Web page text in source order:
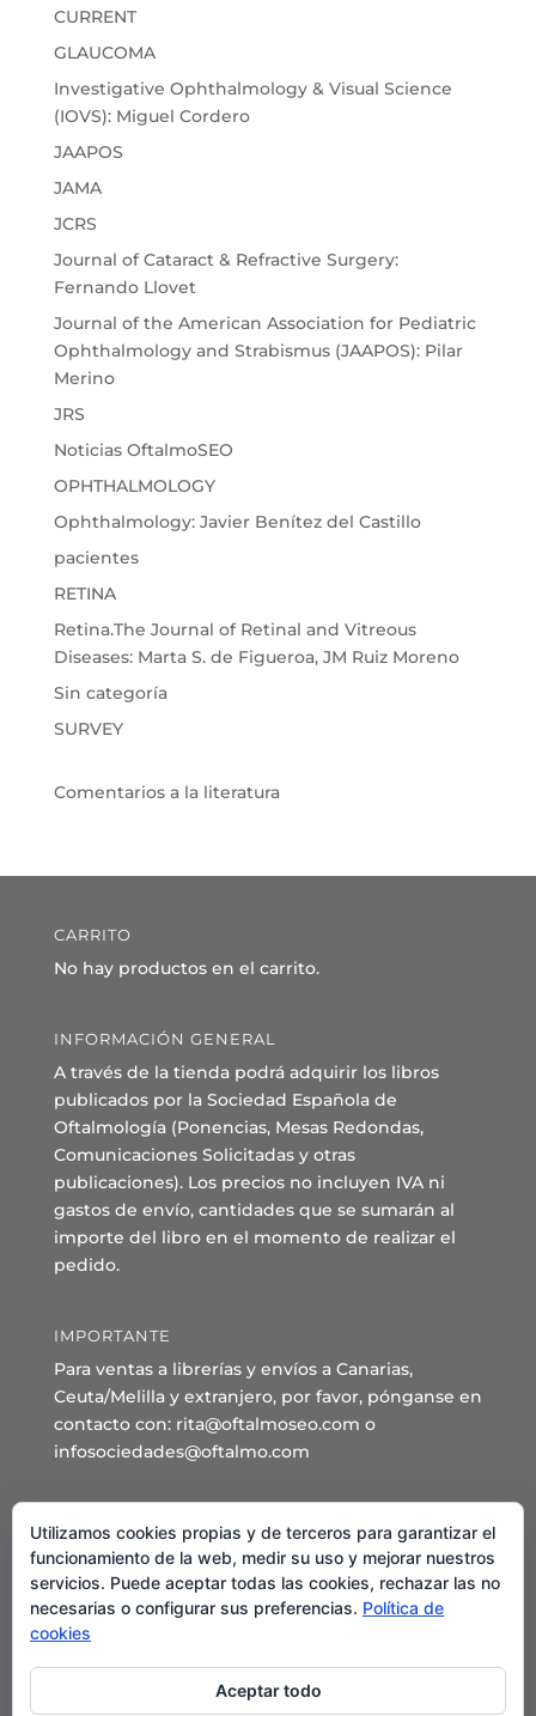
CURRENT
GLAUCOMA
Investigative Ophthalmology & Visual Science
(IOVS): Miguel Cordero
JAAPOS
JAMA
JCRS
Journal of Cataract & Refractive Surgery:
Fernando Llovet
Journal of the American Association for Pediatric
Ophthalmology and Strabismus (JAAPOS): Pilar
Merino
JRS
Noticias OftalmoSEO
OPHTHALMOLOGY
Ophthalmology: Javier Benítez del Castillo
pacientes
RETINA
Retina.The Journal of Retinal and Vitreous
Diseases: Marta S. de Figueroa, JM Ruiz Moreno
Sin categoría
SURVEY
Comentarios a la literatura
CARRITO
No hay productos en el carrito.
INFORMACIÓN GENERAL
A través de la tienda podrá adquirir los libros
publicados por la Sociedad Española de
Oftalmología (Ponencias, Mesas Redondas,
Comunicaciones Solicitadas y otras
publicaciones). Los precios no incluyen IVA ni
gastos de envío, cantidades que se sumarán al
importe del libro en el momento de realizar el
pedido.
IMPORTANTE
Para ventas a librerías y envíos a Canarias,
Ceuta/Melilla y extranjero, por favor, pónganse en
contacto con: rita@oftalmoseo.com o
infosociedades@oftalmo.com
Sede Administrativa y Secretaría General
C/ Arcipreste de Hita 14 – 1º Derecha.
28015 – Madrid
Teléfono: 91 544 80 35 - 91 544 58 79
Mail:
Utilizamos cookies propias y de terceros para garantizar el
funcionamiento de la web, medir su uso y mejorar nuestros
servicios. Puede aceptar todas las cookies, rechazar las no
necesarias o configurar sus preferencias. Política de
cookies
Aceptar todo